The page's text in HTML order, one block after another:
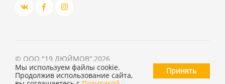
© ООО "19 ДЮЙМОВ",2026
Политика конфиденциальности
Мы используем файлы cookie.
Продолжив использование сайта,
Принять